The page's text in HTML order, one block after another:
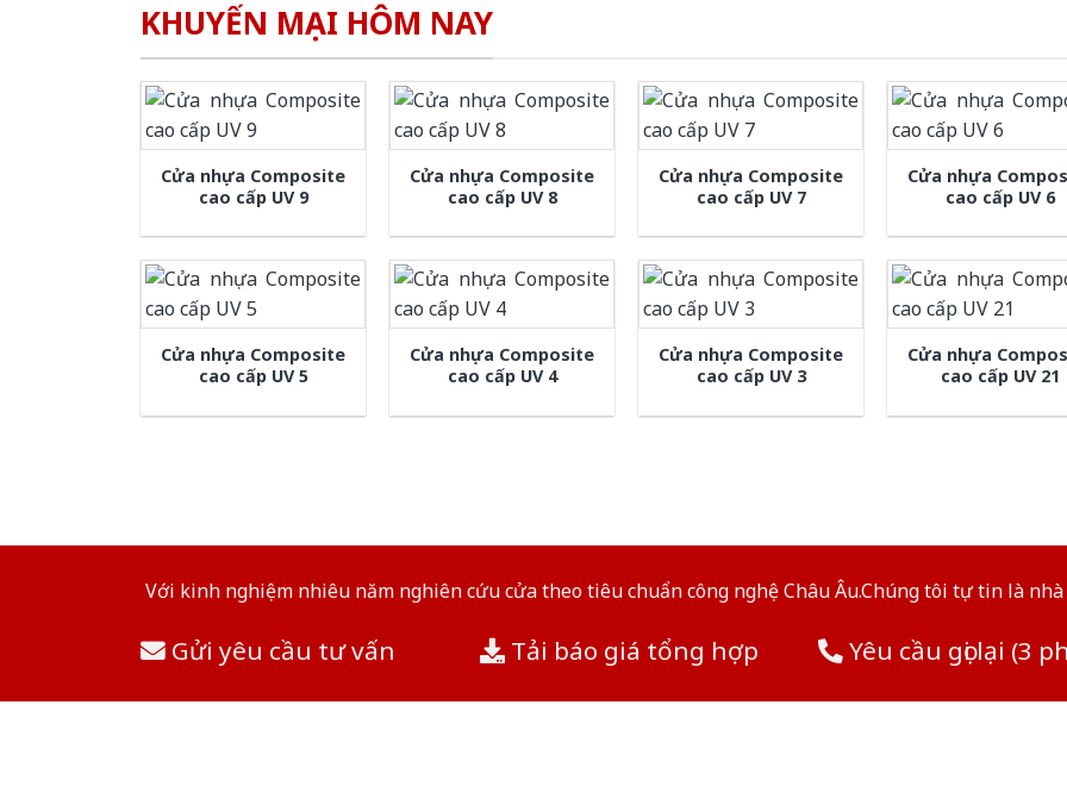
KHUYẾN MẠI HÔM NAY
Cửa nhựa Composite
cao cấp UV 9
Cửa nhựa Composite
cao cấp UV 8
Cửa nhựa Composite
cao cấp UV 7
Cửa nhựa
cao cấp UV 6
Cửa nhựa Composite
cao cấp UV 5
Cửa nhựa Composite
cao cấp UV 4
Cửa nhựa Composite
cao cấp UV 3
Cửa nhựa
cao cấp UV 21
Với kinh nghiệm nhiêu năm nghiên cứu cửa theo tiêu chuẩn công nghệ Châu Âu.Chúng tôi tự tin là
Gửi yêu cầu tư vấn Tải báo giá tổng hợp Yêu cầu gọi lại (3